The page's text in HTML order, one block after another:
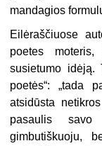
mandagios
Eilėraščiuose
poetes
susietumo idėją.
poetės“: „tada
atsidūsta
pasaulis
gimbutiškuoju,